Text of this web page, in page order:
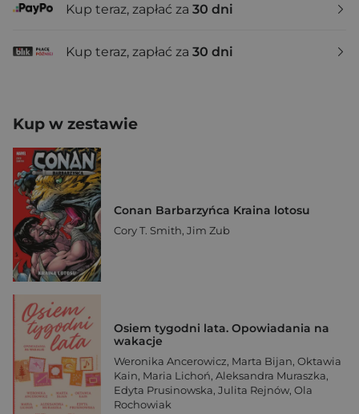
Kup teraz, zapłać za 30 dni
Kup teraz, zapłać za 30 dni
Kup w zestawie
Conan Barbarzyńca Kraina lotosu
Cory T. Smith, Jim Zub
Osiem tygodni lata. Opowiadania na
wakacje
Weronika Ancerowicz, Marta Bijan, Oktawia
Kain, Maria Lichoń, Aleksandra Muraszka,
Edyta Prusinowska, Julita Rejnów, Ola
Rochowiak